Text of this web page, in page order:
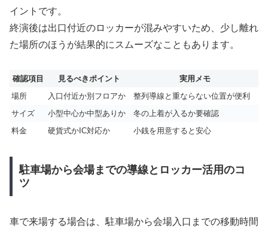
イントです。
終演後は出口付近のロッカーが混みやすいため、少し離れ
た場所のほうが結果的にスムーズなこともあります。
確認項目 見るべきポイント
実用メモ
場所
入口付近か別フロアか
整列導線と重ならない位置が便利
サイズ
小型中心か中型ありか
冬の上着が入るか要確認
料金
硬貨式かIC対応か 小銭を用意すると安心
駐車場から会場までの導線とロッカー活用のコ
ツ
車で来場する場合は、駐車場から会場入口までの移動時間